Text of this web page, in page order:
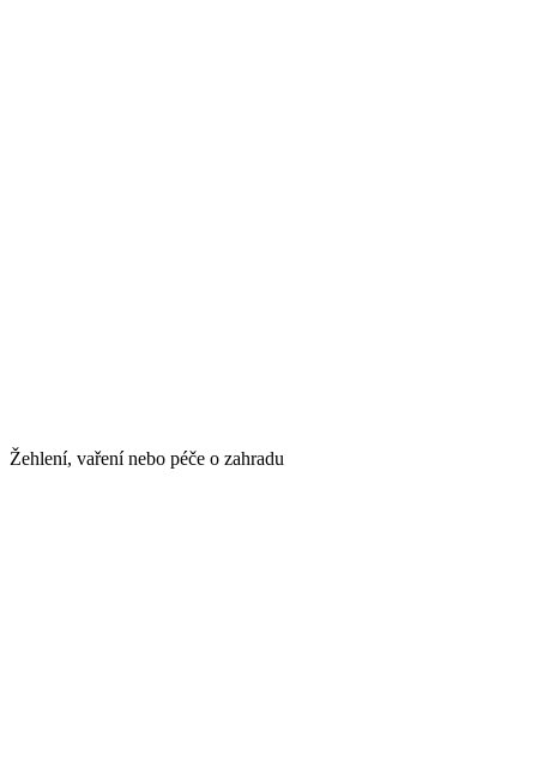
Žehlení, vaření nebo péče o zahradu